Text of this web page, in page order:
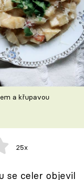
a křupavou
25x
se celer objevil